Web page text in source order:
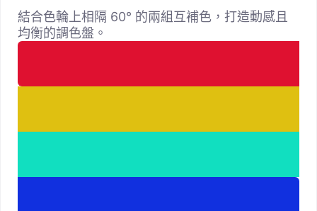
結合色輪上相隔 60° 的兩組互補色，打造動感且
均衡的調色盤。